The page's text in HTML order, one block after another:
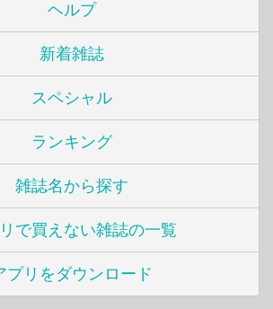
ヘルプ
新着雑誌
スペシャル
ランキング
雑誌名から探す
で買えない雑誌の一覧
プリをダウンロード